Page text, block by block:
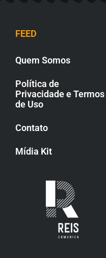
FEED
Quem Somos
Política de
Privacidade e Termos
de Uso
Contato
Mídia Kit